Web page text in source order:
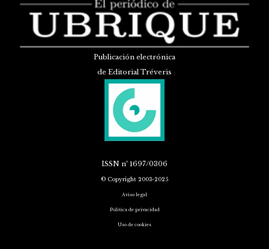
Publicación electrónica
de Editorial Tréveris
ISSN nº 1697/0306
© Copyright 2003-2025
Aviso legal
Política de privacidad
Uso de cookies